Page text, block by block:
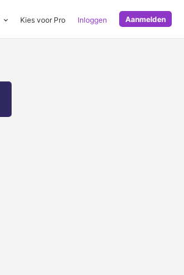
Kies voor Pro Inloggen Aanmelden